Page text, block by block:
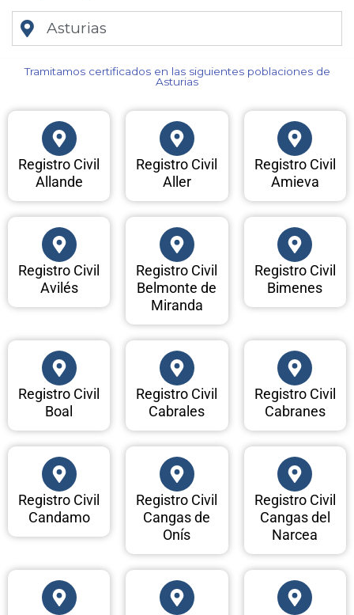
Asturias
Tramitamos certificados en las siguientes poblaciones de
Asturias​
Registro Civil
Allande
Registro Civil
Aller
Registro Civil
Amieva
Registro Civil
Avilés
Registro Civil
Belmonte de
Miranda
Registro Civil
Bimenes
Registro Civil
Boal
Registro Civil
Cabrales
Registro Civil
Cabranes
Registro Civil
Candamo
Registro Civil
Cangas de
Onís
Registro Civil
Cangas del
Narcea